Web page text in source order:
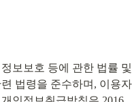
보보호 등에 관한 법률 및
법령을 준수하며, 이용자